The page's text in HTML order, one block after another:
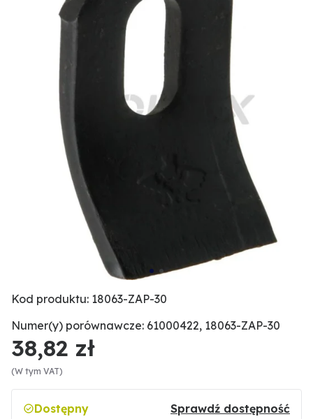
Kod produktu: 18063-ZAP-30
Numer(y) porównawcze: 61000422, 18063-ZAP-30
38,82 zł
(W tym VAT)
Dostępny Sprawdź dostępność